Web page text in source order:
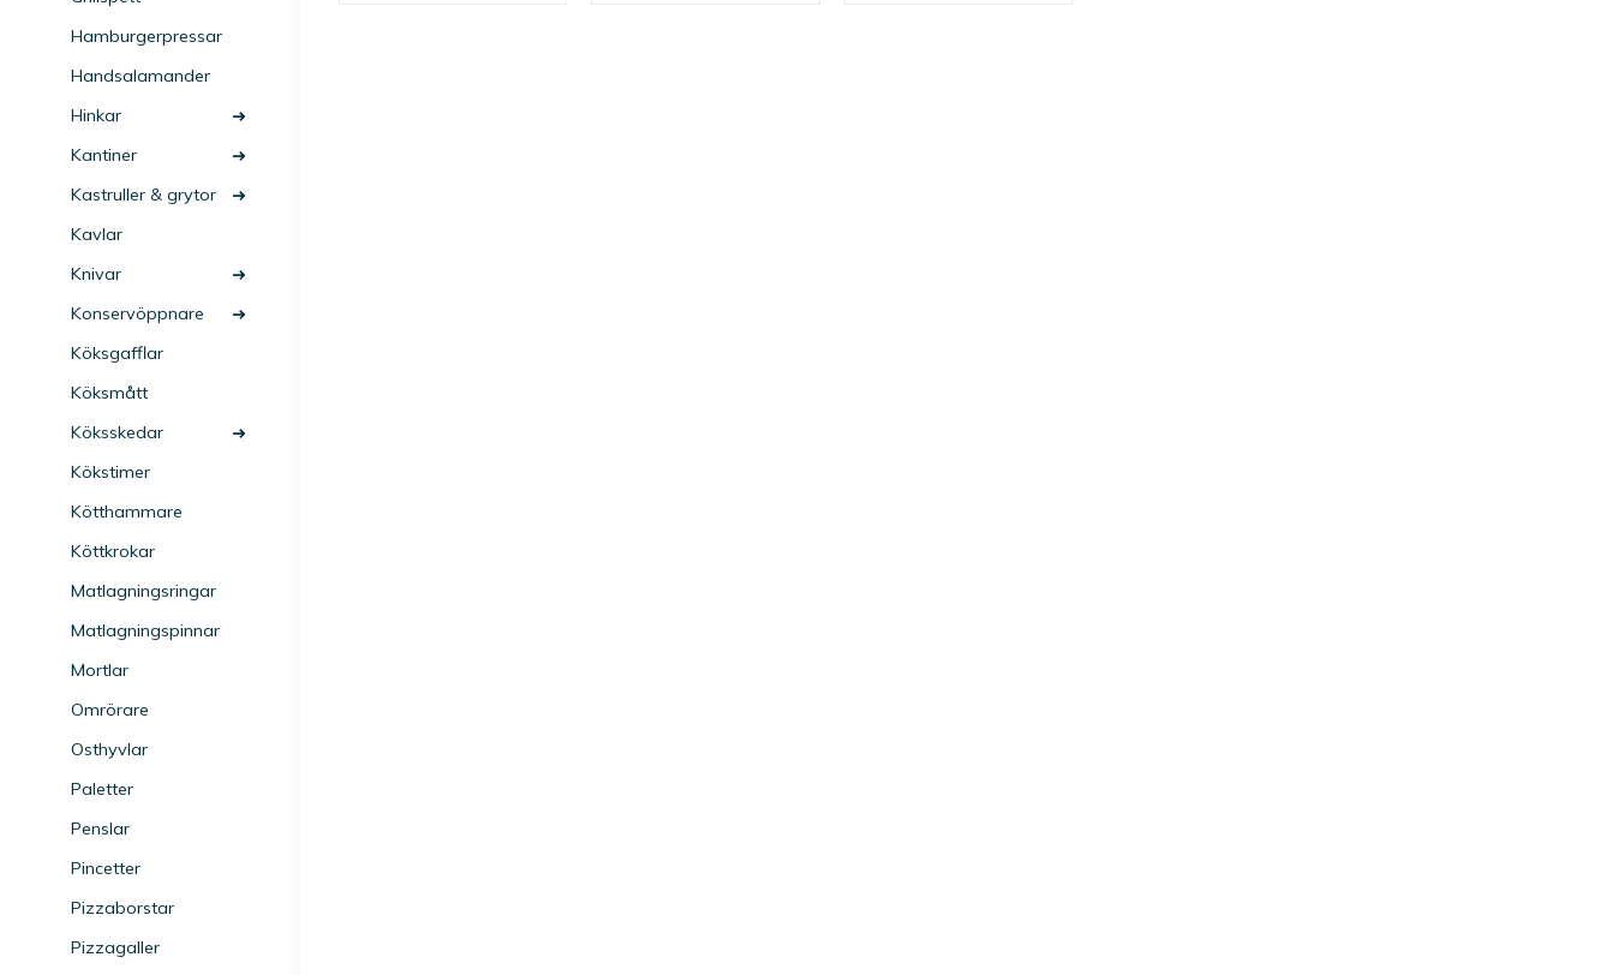
Hamburgerpressar
Handsalamander
Hinkar
Kantiner
Kastruller & grytor
Kavlar
Knivar
Konservöppnare
Köksgafflar
Köksmått
Köksskedar
Kökstimer
Kötthammare
Köttkrokar
Matlagningsringar
Matlagningspinnar
Mortlar
Omrörare
Osthyvlar
Paletter
Penslar
Pincetter
Pizzaborstar
Pizzagaller